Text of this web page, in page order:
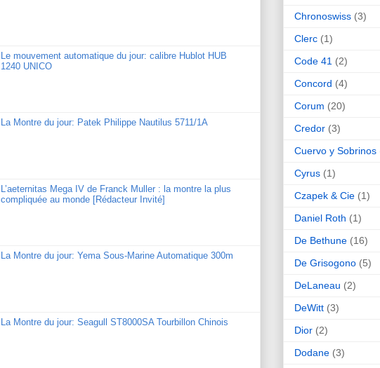
Le mouvement automatique du jour: calibre Hublot HUB
1240 UNICO
La Montre du jour: Patek Philippe Nautilus 5711/1A
L’aeternitas Mega IV de Franck Muller : la montre la plus
compliquée au monde [Rédacteur Invité]
La Montre du jour: Yema Sous-Marine Automatique 300m
La Montre du jour: Seagull ST8000SA Tourbillon Chinois
Chronoswiss (3)
Clerc (1)
Code 41 (2)
Concord (4)
Corum (20)
Credor (3)
Cuervo y Sobrinos
Cyrus (1)
Czapek & Cie (1)
Daniel Roth (1)
De Bethune (16)
De Grisogono (5)
DeLaneau (2)
DeWitt (3)
Dior (2)
Dodane (3)